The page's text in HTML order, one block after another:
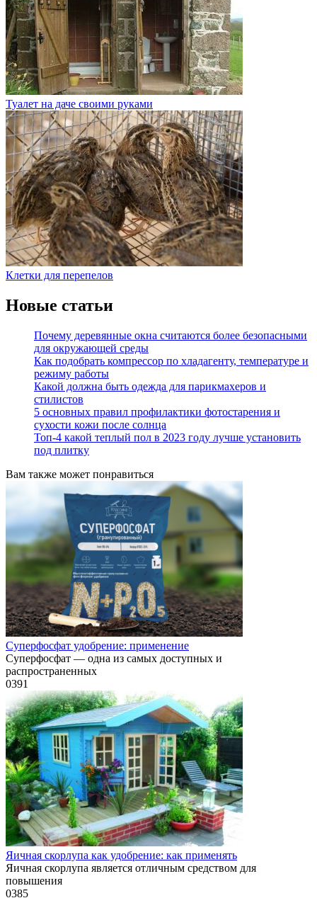
Туалет на даче своими руками
Клетки для перепелов
Новые статьи
Почему деревянные окна считаются более безопасными
для окружающей среды
Как подобрать компрессор по хладагенту, температуре и
режиму работы
Какой должна быть одежда для парикмахеров и
стилистов
5 основных правил профилактики фотостарения и
сухости кожи после солнца
Топ-4 какой теплый пол в 2023 году лучше установить
под плитку
Вам также может понравиться
Суперфосфат удобрение: применение
Суперфосфат — одна из самых доступных и
распространенных
0391
Яичная скорлупа как удобрение: как применять
Яичная скорлупа является отличным средством для
повышения
0385